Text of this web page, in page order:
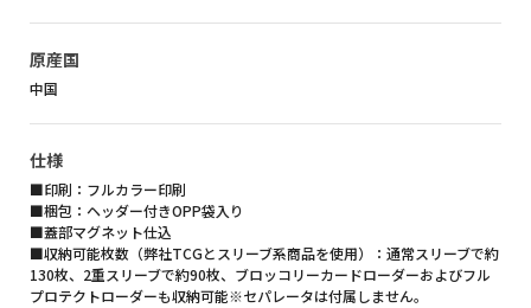
原産国
中国
仕様
■印刷：フルカラー印刷
■梱包：ヘッダー付きOPP袋入り
■蓋部マグネット仕込
■収納可能枚数（弊社TCGとスリーブ系商品を使用）：通常スリーブで約
130枚、2重スリーブで約90枚、ブロッコリーカードローダーおよびフル
プロテクトローダーも収納可能※セパレータは付属しません。